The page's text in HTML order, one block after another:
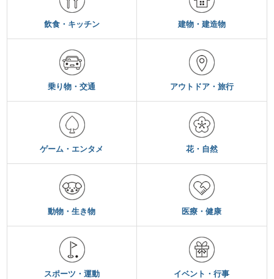
飲食・キッチン 建物・建造物
乗り物・交通 アウトドア・旅行
ゲーム・エンタメ 花・自然
動物・生き物 医療・健康
スポーツ・運動 イベント・行事